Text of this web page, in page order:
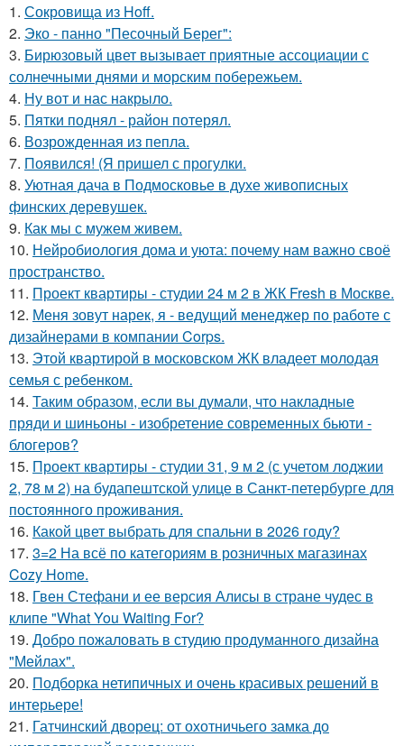
1. Сокровища из Hoff.
2. Эко - панно "Песочный Берег":
3. Бирюзовый цвет вызывает приятные ассоциации с
солнечными днями и морским побережьем.
4. Ну вот и нас накрыло.
5. Пятки поднял - район потерял.
6. Возрожденная из пепла.
7. Появился! (Я пришел с прогулки.
8. Уютная дача в Подмосковье в духе живописных
финских деревушек.
9. Как мы с мужем живем.
10. Нейробиология дома и уюта: почему нам важно своё
пространство.
11. Проект квартиры - студии 24 м 2 в ЖК Fresh в Москве.
12. Меня зовут нарек, я - ведущий менеджер по работе с
дизайнерами в компании Corps.
13. Этой квартирой в московском ЖК владеет молодая
семья с ребенком.
14. Таким образом, если вы думали, что накладные
пряди и шиньоны - изобретение современных бьюти -
блогеров?
15. Проект квартиры - студии 31, 9 м 2 (с учетом лоджии
2, 78 м 2) на будапештской улице в Санкт-петербурге для
постоянного проживания.
16. Какой цвет выбрать для спальни в 2026 году?
17. 3=2 На всё по категориям в розничных магазинах
Cozy Home.
18. Гвен Стефани и ее версия Алисы в стране чудес в
клипе "What You Waiting For?
19. Добро пожаловать в студию продуманного дизайна
"Мейлах".
20. Подборка нетипичных и очень красивых решений в
интерьере!
21. Гатчинский дворец: от охотничьего замка до